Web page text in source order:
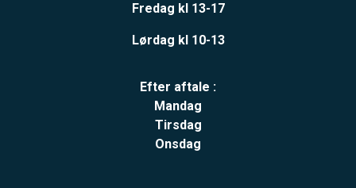
Fredag kl 13-17
Lørdag kl 10-13
Efter aftale :
Mandag
Tirsdag
Onsdag